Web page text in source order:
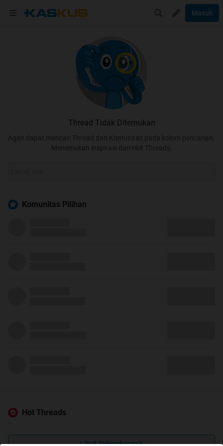
Masuk
Thread Tidak Ditemukan
Agan dapat mencari Thread dan Komunitas pada kolom pencarian.
Menemukan inspirasi dari Hot Threads.
Komunitas Pilihan
Hot Threads
Lihat Selengkapnya